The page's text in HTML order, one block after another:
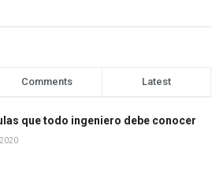
Comments Latest
que todo ingeniero debe conocer